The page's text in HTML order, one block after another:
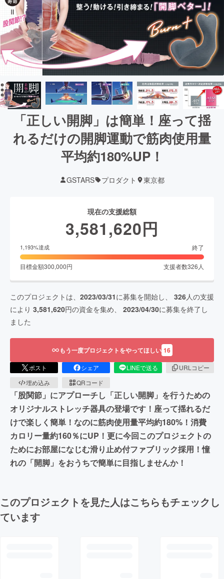
「正しい開脚」は簡単！座って揺
れるだけの開脚運動で筋肉使用量
平均約180%UP！
GSTARS プロダクト 東京都
現在の支援総額
3,581,620円
1,193%達成 終了
目標金額300,000円 支援者数326 人
このプロジェクトは、 2023/03/31に募集を開始し、 326人の支援
により 3,581,620円の資金を集め、 2023/04/30に募集を終了し
ました
もう一度プロジェクトをやってほしい 16
ポスト シェア LINEで送る
URLコピー
埋め込み
QRコード
「股関節」にアプローチし「正しい開脚」を行うための
オリジナルストレッチ器具の登場です！座って揺れるだ
けで楽しく簡単！なのに筋肉使用量平均約180%！消費
カロリー量約160％にUP！更に今回このプロジェクトの
ためにお部屋になじむ滑り止め付ファブリック採用！憧
れの「開脚」をおうちで簡単に目指しませんか！
このプロジェクトを見た人はこちらもチェックし
ています